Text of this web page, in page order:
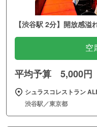
【渋谷駅 2分】開放感
空
平均予算 5,000円
シュラスコレストラン
渋谷駅／東京都